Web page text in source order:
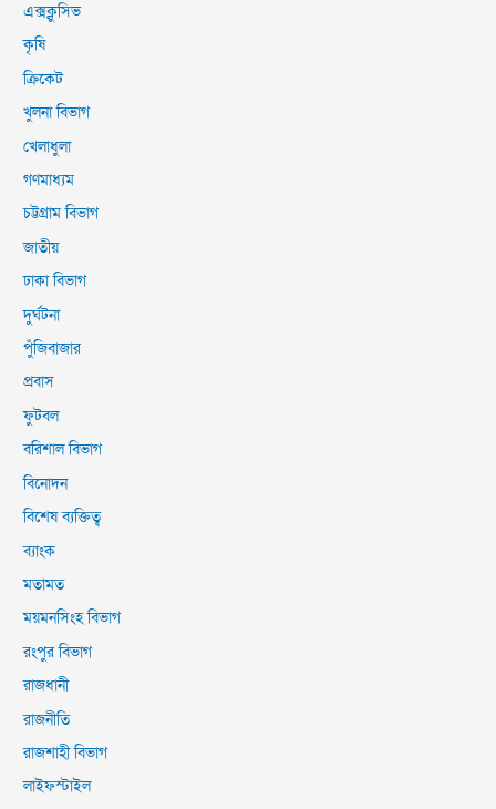
এক্সক্লুসিভ
কৃষি
ক্রিকেট
খুলনা বিভাগ
খেলাধুলা
গণমাধ্যম
চট্টগ্রাম বিভাগ
জাতীয়
ঢাকা বিভাগ
দুর্ঘটনা
পুঁজিবাজার
প্রবাস
ফুটবল
বরিশাল বিভাগ
বিনোদন
বিশেষ ব্যক্তিত্ব
ব্যাংক
মতামত
ময়মনসিংহ বিভাগ
রংপুর বিভাগ
রাজধানী
রাজনীতি
রাজশাহী বিভাগ
লাইফস্টাইল